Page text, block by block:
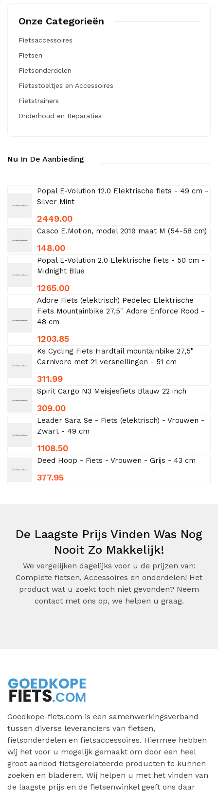
Onze Categorieën
Fietsaccessoires
Fietsen
Fietsonderdelen
Fietsstoeltjes en Accessoires
Fietstrainers
Onderhoud en Reparaties
Nu In De Aanbieding
Popal E-Volution 12.0 Elektrische fiets - 49 cm -
Silver Mint
2449.00
Casco E.Motion, model 2019 maat M (54-58 cm)
148.00
Popal E-Volution 2.0 Elektrische fiets - 50 cm -
Midnight Blue
1265.00
Adore Fiets (elektrisch) Pedelec Elektrische
Fiets Mountainbike 27,5'' Adore Enforce Rood -
48 cm
1203.85
Ks Cycling Fiets Hardtail mountainbike 27,5"
Carnivore met 21 versnellingen - 51 cm
311.99
Spirit Cargo N3 Meisjesfiets Blauw 22 inch
309.00
Leader Sara Se - Fiets (elektrisch) - Vrouwen -
Zwart - 49 cm
1108.50
Deed Hoop - Fiets - Vrouwen - Grijs - 43 cm
377.95
De Laagste Prijs Vinden Was Nog
Nooit Zo Makkelijk!
We vergelijken dagelijks voor u de prijzen van:
Complete fietsen, Accessoires en onderdelen! Het
product wat u zoekt toch niet gevonden? Neem
contact met ons op, we helpen u graag.
Goedkope-fiets.com is een samenwerkingsverband
tussen diverse leveranciers van fietsen,
fietsonderdelen en fietsaccessoires. Hiermee hebben
wij het voor u mogelijk gemaakt om door een heel
groot aanbod fietsgerelateerde producten te kunnen
zoeken en bladeren. Wij helpen u met het vinden van
de laagste prijs en de fietsenwinkel geeft ons daar